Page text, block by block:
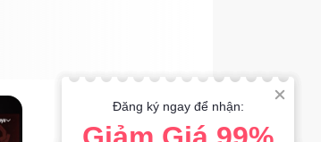
Đăng ký ngay để nhận: